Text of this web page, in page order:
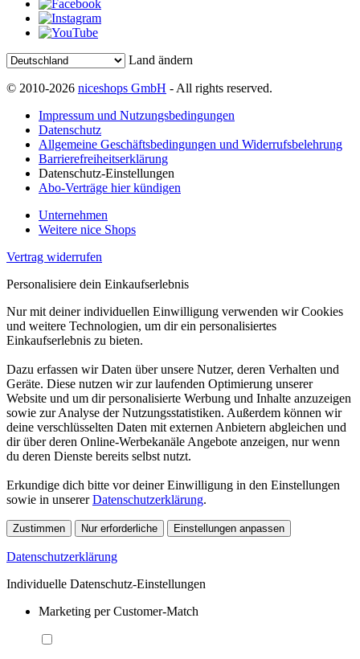
Land ändern
© 2010-2026 niceshops GmbH - All rights reserved.
Impressum und Nutzungsbedingungen
Datenschutz
Allgemeine Geschäftsbedingungen und Widerrufsbelehrung
Barrierefreiheitserklärung
Datenschutz-Einstellungen
Abo-Verträge hier kündigen
Unternehmen
Weitere nice Shops
Vertrag widerrufen
Personalisiere dein Einkaufserlebnis
Nur mit deiner individuellen Einwilligung verwenden wir Cookies
und weitere Technologien, um dir ein personalisiertes
Einkaufserlebnis zu bieten.
Dazu erfassen wir Daten über unsere Nutzer, deren Verhalten und
Geräte. Diese nutzen wir zur laufenden Optimierung unserer
Website und um dir personalisierte Werbung und Inhalte anzuzeigen
sowie zur Analyse der Nutzungsstatistiken. Außerdem können wir
deine verschlüsselten Daten mit externen Anbietern abgleichen und
dir über deren Online-Werbekanäle Angebote anzeigen, nur wenn
du deren Dienste bereits selbst nutzt.
Erkundige dich bitte vor deiner Einwilligung in den Einstellungen
sowie in unsererDatenschutzerklärung.
Zustimmen Nur erforderliche Einstellungen anpassen
Datenschutzerklärung
Individuelle Datenschutz-Einstellungen
Marketing per Customer-Match